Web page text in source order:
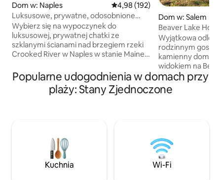
Dom w: Naples Średnia ocena: 4,98 na 5, liczba
4,98 (192)
Luksusowe, prywatne, odosobnione
jacuzzi przy wodzie
Wybierz się na wypoczynek do
luksusowej, prywatnej chatki ze
szklanymi ścianami nad brzegiem rzeki
Crooked River w Naples w stanie Maine,
o powierzchni ponad 1,2 hektara. Rzeka
otacza posesję, zapewniając całkowitą
prywatność, a do dyspozycji gości jest
(dostępnym przez cały rok), pod
prysznicem na świeżym powietrzu,
w hamaku lub przy przezroczystym
kominku. Luksusowa łazienka
Dom w: Salem
Beaver Lake
krainiełku
Wyjątkowa
rodzinnym
kamienny dom z
widokiem na
słuchaj
kuchnia,
podłogi
Sinking Creek, 9-
ryb i farma o
zwiedzania! Aby uzyskać dodatkowe
zakwaterowanie,
Popularne udogodnienia w domach przy
plaży: Stany Zjednoczone
Kuchnia Wi-Fi